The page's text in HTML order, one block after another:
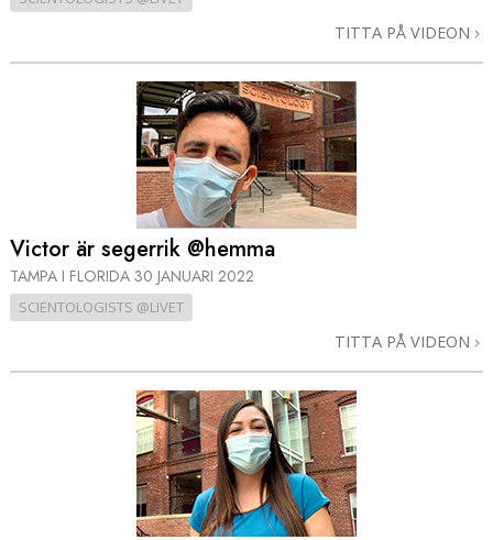
TITTA PÅ VIDEON
Victor är segerrik @hemma
TAMPA I FLORIDA 30 JANUARI 2022
SCIENTOLOGISTS @LIVET
TITTA PÅ VIDEON